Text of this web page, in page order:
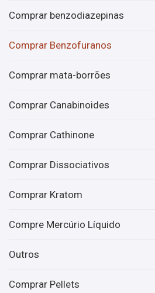
Comprar benzodiazepinas
Comprar Benzofuranos
Comprar mata-borrões
Comprar Canabinoides
Comprar Cathinone
Comprar Dissociativos
Comprar Kratom
Compre Mercúrio Líquido
Outros
Comprar Pellets